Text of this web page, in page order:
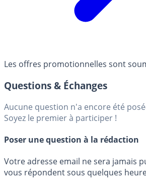
Les offres promotionnelles sont
Questions & Échanges
Aucune question n'a encore été
Soyez le premier à participer !
Poser une question à la rédaction
Votre adresse email ne sera jamais
vous répondent sous quelques